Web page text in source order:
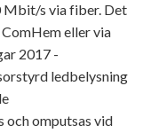
Mbit/s via fiber. Det
eller via
2017 -
ledbelysning
och omputsas vid